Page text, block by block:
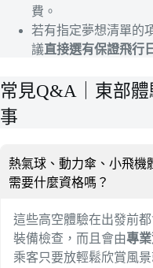
費。
若有指定夢想清單的
議直接選有保證飛行
常見Q&A｜東部
事
熱氣球、動力傘、小飛機
需要什麼資格嗎？
這些高空體驗在出發前
裝備檢查，而且會由專
乘客只要放輕鬆欣賞風